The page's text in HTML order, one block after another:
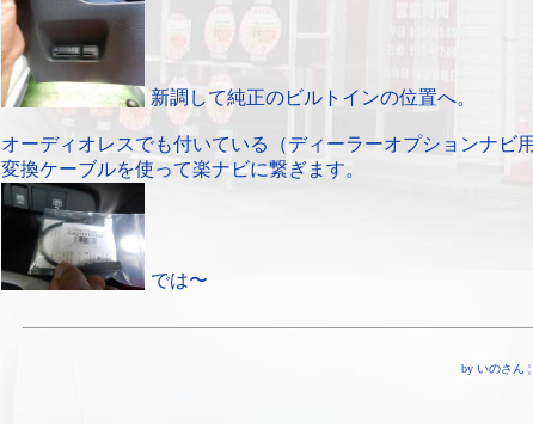
新調して純正のビルトインの位置へ。
オーディオレスでも付いている（ディーラーオプションナビ
変換ケーブルを使って楽ナビに繋ぎます。
では〜
by いのさん ¦